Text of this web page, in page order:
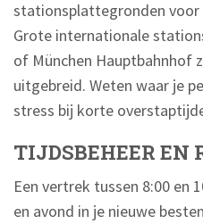
stationsplattegronden
Grote internationale
of München Hauptbahnhof
uitgebreid. Weten waar je
stress bij korte
TIJDSBEHEER EN
Een vertrek tussen 8:00 en
en avond in je nieuwe